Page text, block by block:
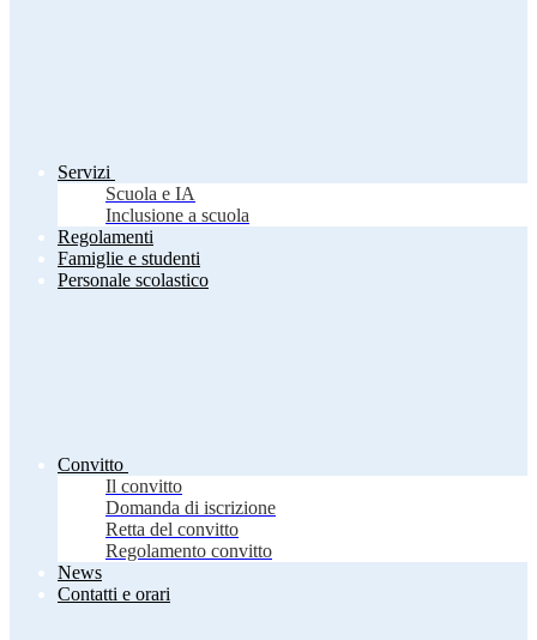
Servizi
Scuola e IA
Inclusione a scuola
Regolamenti
Famiglie e studenti
Personale scolastico
Convitto
Il convitto
Domanda di iscrizione
Retta del convitto
Regolamento convitto
News
Contatti e orari